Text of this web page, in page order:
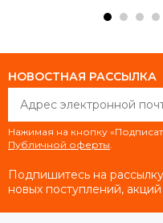
НОВОСТНАЯ РАССЫЛКА
Нажимая на кнопку
Публичной оферты.
Подпишитесь на
новых поступлений,